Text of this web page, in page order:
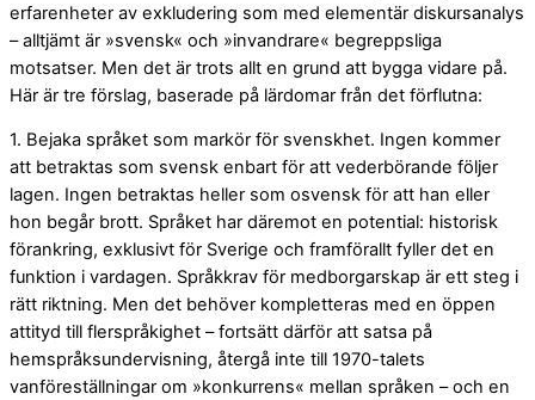
erfarenheter av exkludering som med elementär diskursanalys
– alltjämt är »svensk« och »invandrare« begreppsliga
motsatser. Men det är trots allt en grund att bygga vidare på.
Här är tre förslag, baserade på lärdomar från det förflutna:
1. Bejaka språket som markör för svenskhet. Ingen kommer
att betraktas som svensk enbart för att vederbörande följer
lagen. Ingen betraktas heller som osvensk för att han eller
hon begår brott. Språket har däremot en potential: historisk
förankring, exklusivt för Sverige och framförallt fyller det en
funktion i vardagen. Språkkrav för medborgarskap är ett steg i
rätt riktning. Men det behöver kompletteras med en öppen
attityd till flerspråkighet – fortsätt därför att satsa på
hemspråksundervisning, återgå inte till 1970-talets
vanföreställningar om »konkurrens« mellan språken – och en